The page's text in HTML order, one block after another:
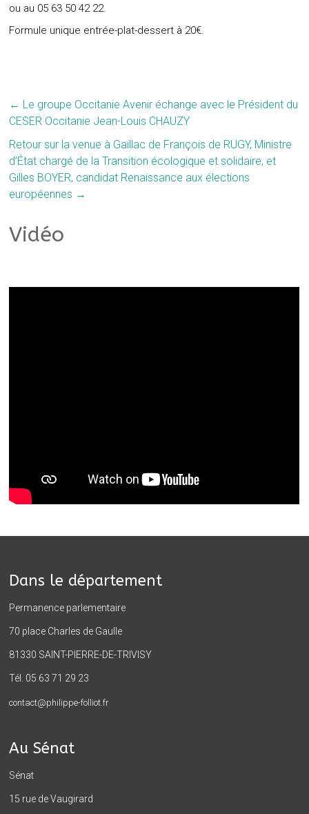
ou au 05 63 50 42 22.
Formule unique entrée-plat-dessert à 20€.
← Le groupe Occitanie Avenir échange avec le Président du
CESER Occitanie Jean-Louis CHAUZY
Retour sur la venue à Gaillac de François de RUGY, Ministre
d’État chargé de la Transition écologique et solidaire, et
Gilles BOYER, candidat Renaissance aux élections
européennes →
Vidéo
Dans le département
Permanence parlementaire
70 place Charles de Gaulle
81330 SAINT-PIERRE-DE-TRIVISY
Tél. 05 63 71 29 23
contact@philippe-folliot.fr
Au Sénat
Sénat
15 rue de Vaugirard